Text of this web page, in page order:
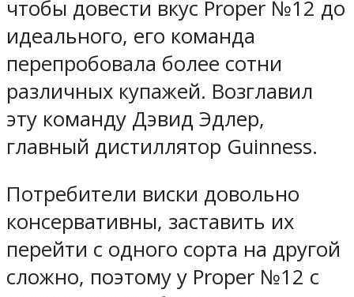
чтобы довести вкус Proper №12 до
идеального, его команда
перепробовала более сотни
различных купажей. Возглавил
эту команду Дэвид Эдлер,
главный дистиллятор Guinness.
Потребители виски довольно
консервативны, заставить их
перейти с одного сорта на другой
сложно, поэтому у Proper №12 с